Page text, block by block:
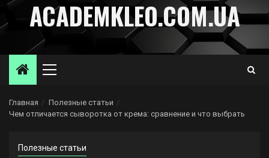
ACADEMKLEO.COM.UA
Основное
Главная
Полезные статьи
Чем отличается сыворотка от крема: сравнение и что выбрать
Полезные статьи